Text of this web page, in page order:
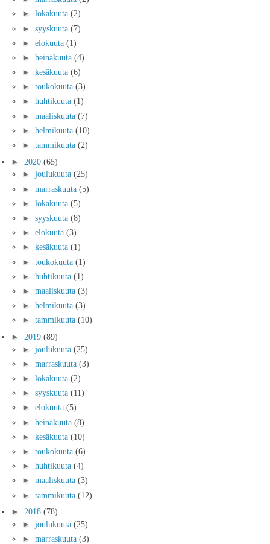
► lokakuuta (2)
► syyskuuta (7)
► elokuuta (1)
► heinäkuuta (4)
► kesäkuuta (6)
► toukokuuta (3)
► huhtikuuta (1)
► maaliskuuta (7)
► helmikuuta (10)
► tammikuuta (2)
► 2020 (65)
► joulukuuta (25)
► marraskuuta (5)
► lokakuuta (5)
► syyskuuta (8)
► elokuuta (3)
► kesäkuuta (1)
► toukokuuta (1)
► huhtikuuta (1)
► maaliskuuta (3)
► helmikuuta (3)
► tammikuuta (10)
► 2019 (89)
► joulukuuta (25)
► marraskuuta (3)
► lokakuuta (2)
► syyskuuta (11)
► elokuuta (5)
► heinäkuuta (8)
► kesäkuuta (10)
► toukokuuta (6)
► huhtikuuta (4)
► maaliskuuta (3)
► tammikuuta (12)
► 2018 (78)
► joulukuuta (25)
► marraskuuta (3)